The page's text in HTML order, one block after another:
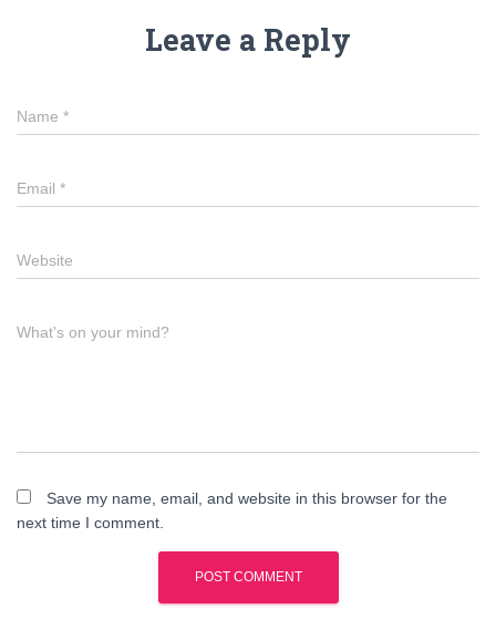
Leave a Reply
Name *
Email *
Website
What's on your mind?
Save my name, email, and website in this browser for the
next time I comment.